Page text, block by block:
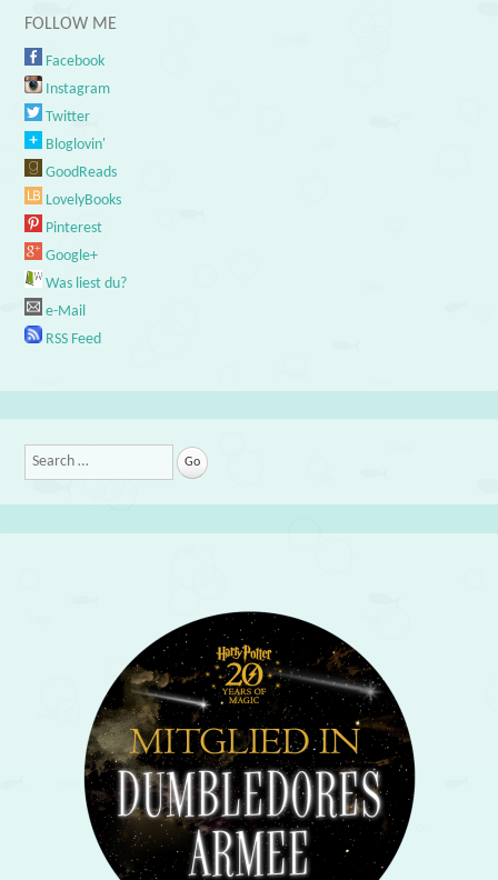
FOLLOW ME
Facebook
Instagram
Twitter
Bloglovin'
GoodReads
LovelyBooks
Pinterest
Google+
Was liest du?
e-Mail
RSS Feed
Search